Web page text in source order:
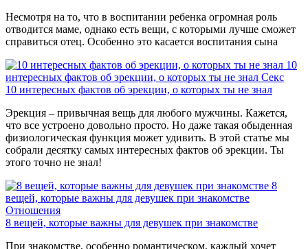
Несмотря на то, что в воспитании ребенка огромная роль
отводится маме, однако есть вещи, с которыми лучше сможет
справиться отец. Особенно это касается воспитания сына
10
интересных фактов об эрекции, о которых ты не знал Секс
10 интересных фактов об эрекции, о которых ты не знал
Эрекция – привычная вещь для любого мужчины. Кажется,
что все устроено довольно просто. Но даже такая обыденная
физиологическая функция может удивить. В этой статье мы
собрали десятку самых интересных фактов об эрекции. Ты
этого точно не знал!
8
вещей, которые важны для девушек при знакомстве
Отношения
8 вещей, которые важны для девушек при знакомстве
При знакомстве, особенно романтическом, каждый хочет